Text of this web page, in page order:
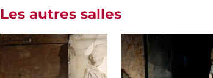
Les autres salles